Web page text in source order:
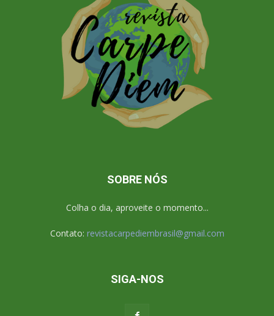
SOBRE NÓS
Colha o dia, aproveite o momento...
Contato: revistacarpediembrasil@gmail.com
SIGA-NOS